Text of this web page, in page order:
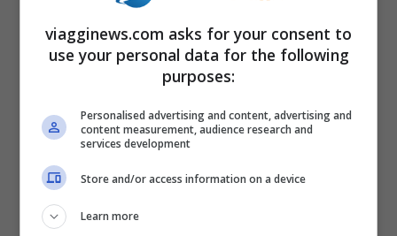
Sant’Angelo e San Demetrio ne’ Vestini.
I cittadini hanno riferito di oggetti caduti
non sembra ci siano stati danni a cose o
La paura però è stata tanta ed il
pensiero, ovviamente, è subito volato al 6
aprile 2009 quando un sisma di magnitudo
viagginews.com asks for your consent to
use your personal data for the following
purposes:
Personalised advertising and content, advertising and
content measurement, audience research and
services development
Store and/or access information on a device
Learn more